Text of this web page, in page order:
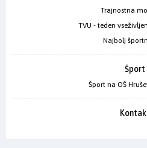
Trajnostna
TVU - teden
Najbolj
Šport
Šport na OŠ